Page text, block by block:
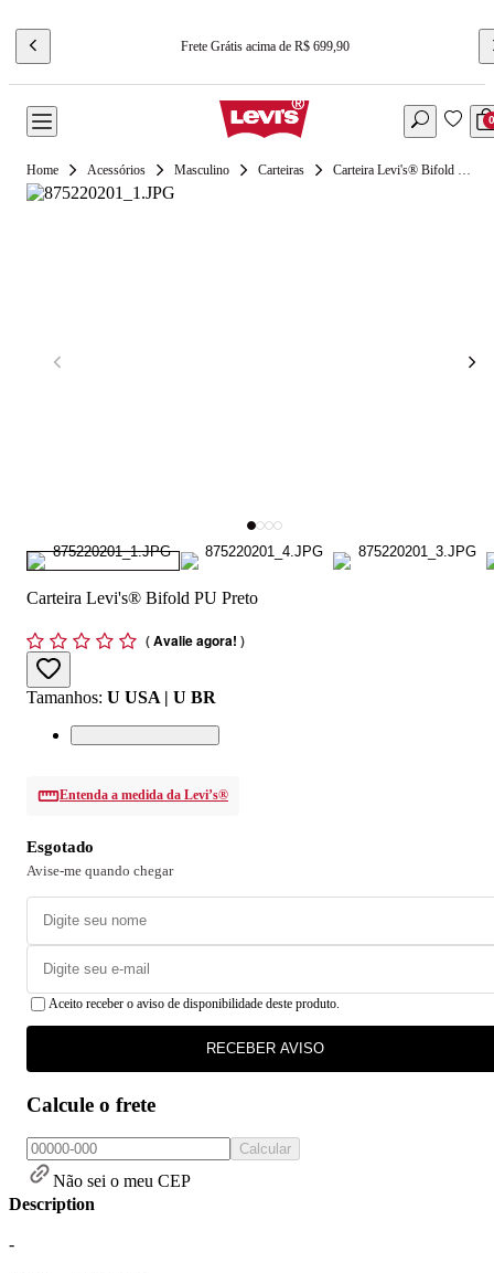
Frete Grátis acima de R$ 699,90
0
Acessórios Masculino Carteiras Carteira Levi's® Bifold PU Preto
Carteira Levi's® Bifold PU Preto
(Avalie agora! )
Tamanhos: U USA | U BR
Entenda a medida da Levi’s®
Esgotado
Avise-me quando chegar
Aceito receber o aviso de disponibilidade deste produto.
RECEBER AVISO
Calcule o frete
Calcular
Não sei o meu CEP
Description
-